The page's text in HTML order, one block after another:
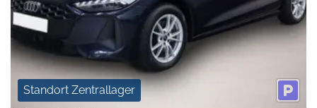
Standort Zentrallager